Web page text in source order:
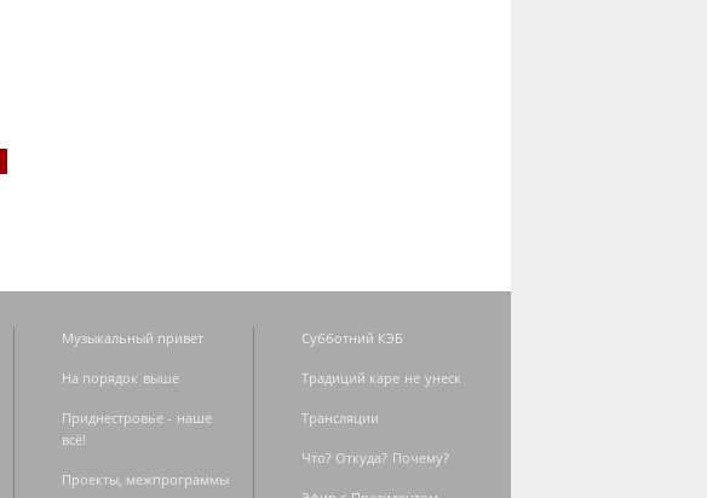
Музыкальный привет
На порядок выше
Приднестровье - наше
всё!
Проекты, межпрограммы
Субботний КЭБ
Традиций каре не унеск
Трансляции
Что? Откуда? Почему?